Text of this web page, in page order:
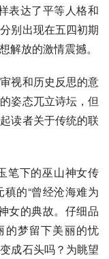
表达了平等人格和
别出现在五四初期
解放的激情震撼。
视和历史反思的意
的姿态兀立诗坛，但
读者关于传统的联
笔下的巫山神女传
稹的“曾经沧海难为
女的典故。仔细品
的梦留下美丽的忧
成石头吗？为眺望